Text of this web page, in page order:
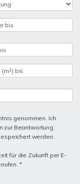
genommen. Ich
zur Beantwortung
werden.
für die Zukunft per E-
*